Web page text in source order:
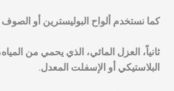
كما نستخدم ألواح البوليسترين أو
ثانياً، العزل المائي، الذي يحمي من
البلاستيكي أو الإسفلت المعدل.